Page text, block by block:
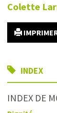
Colette
INDEX
INDEX DE